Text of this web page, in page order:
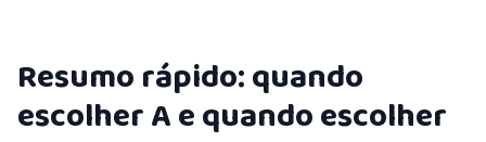
Resumo rápido: quando
escolher A e quando escolher